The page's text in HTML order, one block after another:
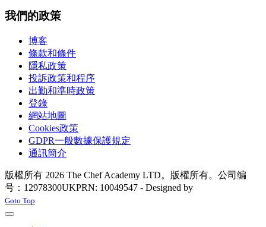
我們的政策
博客
條款和條件
隱私政策
投訴政策和程序
出勤和準時政策
登錄
網站地圖
Cookies政策
GDPR一般數據保護規定
通訊簡介
版權所有 2026 The Chef Academy LTD。版權所有。公司编
号：12978300UKPRN: 10049547 - Designed by
Joomla! 3 Templates
Goto Top